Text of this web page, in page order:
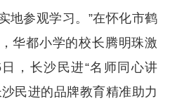
地参观学习。”在怀化市鹤
华都小学的校长腾明珠激
，长沙民进“名师同心讲
民进的品牌教育精准助力